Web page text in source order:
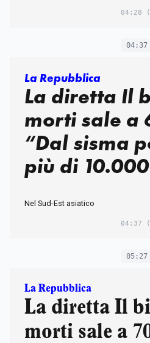
04:28
04:37
La Repubblica
La diretta Il bilancio dei
morti sale a
“Dal sisma
più di
Nel Sud-Est asiatico
04:37
05:27
La Repubblica
La diretta Il bilancio dei
morti sale a